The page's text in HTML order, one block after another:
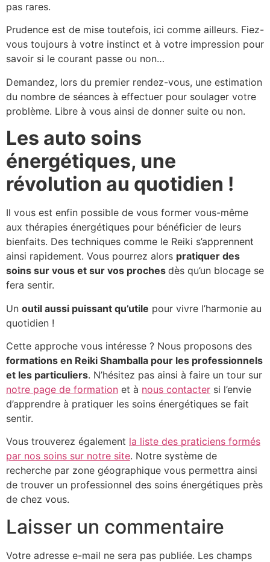
pas rares.
Prudence est de mise toutefois, ici comme ailleurs. Fiez-
vous toujours à votre instinct et à votre impression pour
savoir si le courant passe ou non…
Demandez, lors du premier rendez-vous, une estimation
du nombre de séances à effectuer pour soulager votre
problème. Libre à vous ainsi de donner suite ou non.
Les auto soins
énergétiques, une
révolution au quotidien !
Il vous est enfin possible de vous former vous-même
aux thérapies énergétiques pour bénéficier de leurs
bienfaits. Des techniques comme le Reiki s’apprennent
ainsi rapidement. Vous pourrez alors pratiquer des
soins sur vous et sur vos proches dès qu’un blocage se
fera sentir.
Un outil aussi puissant qu’utile pour vivre l’harmonie au
quotidien !
Cette approche vous intéresse ? Nous proposons des
formations en Reiki Shamballa pour les professionnels
et les particuliers. N’hésitez pas ainsi à faire un tour sur
notre page de formation et à nous contacter si l’envie
d’apprendre à pratiquer les soins énergétiques se fait
sentir.
Vous trouverez également la liste des praticiens formés
par nos soins sur notre site. Notre système de
recherche par zone géographique vous permettra ainsi
de trouver un professionnel des soins énergétiques près
de chez vous.
Laisser un commentaire
Votre adresse e-mail ne sera pas publiée. Les champs